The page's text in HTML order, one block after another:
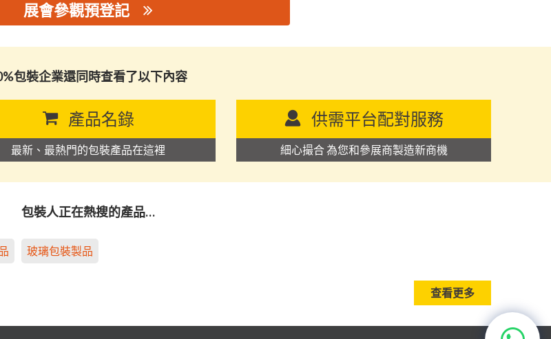
展會參觀預登記
包裝企業還同時查看了以下內容
產品名錄
最新、最熱門的包裝產品在這裡
供需平台配對服務
細心撮合 為您和參展商製造新商機
包裝人正在熱搜的產品…
玻璃包裝製品
查看更多